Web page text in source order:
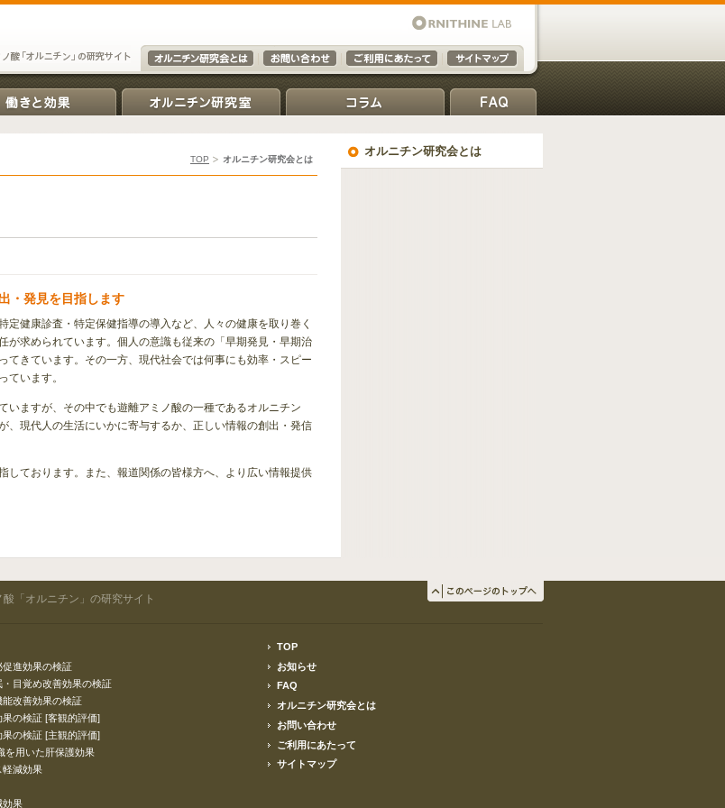
TOP オルニチン研究会とは
・発見を目指します
健康診査・特定保健指導の導入など、人々の健康を取り巻く
求められています。個人の意識も従来の「早期発見・早期治
きています。その一方、現代社会では何事にも効率・スピー
ています。
ますが、その中でも遊離アミノ酸の一種であるオルニチン
現代人の生活にいかに寄与するか、正しい情報の創出・発信
しております。また、報道関係の皆様方へ、より広い情報提供
オルニチン研究会とは
「オルニチン」の研究サイト
促進効果の検証
目覚め改善効果の検証
改善効果の検証
果の検証 [客観的評価]
果の検証 [主観的評価]
を用いた肝保護効果
軽減効果
効果
TOP
お知らせ
FAQ
オルニチン研究会とは
お問い合わせ
ご利用にあたって
サイトマップ